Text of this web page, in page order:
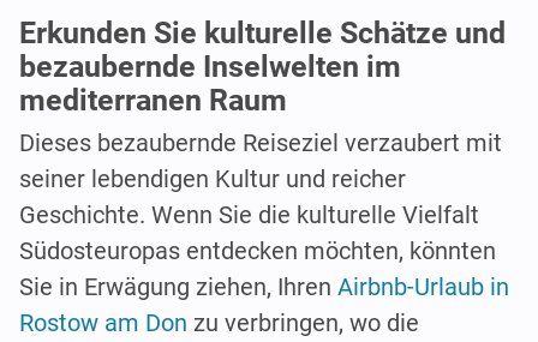
Erkunden Sie kulturelle Schätze und
bezaubernde Inselwelten im
mediterranen Raum
Dieses bezaubernde Reiseziel verzaubert mit
seiner lebendigen Kultur und reicher
Geschichte. Wenn Sie die kulturelle Vielfalt
Südosteuropas entdecken möchten, könnten
Sie in Erwägung ziehen, Ihren Airbnb-Urlaub in
Rostow am Don zu verbringen, wo die